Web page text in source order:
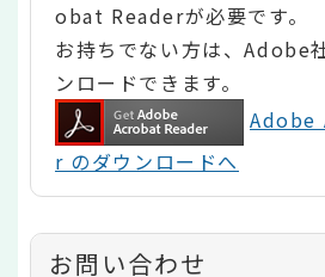
obat Readerが必要です。
お持ちでない方は、Adobe
ンロードできます。
Adobe
r のダウンロードへ
お問い合わせ